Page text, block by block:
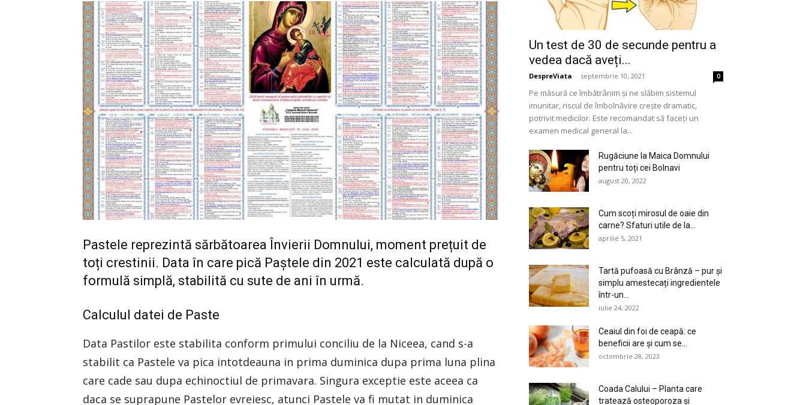
Pastele reprezintă sărbătoarea Învierii Domnului, moment prețuit de
toți crestinii. Data în care pică Paștele din 2021 este calculată după o
formulă simplă, stabilită cu sute de ani în urmă.
Calculul datei de Paste
Data Pastilor este stabilita conform primului conciliu de la Niceea, cand s-a
stabilit ca Pastele va pica intotdeauna in prima duminica dupa prima luna plina
care cade sau dupa echinoctiul de primavara. Singura exceptie este aceea ca
daca se suprapune Pastelor evreiesc, atunci Pastele va fi mutat in duminica
Un test de 30 de secunde pentru a
vedea dacă aveți...
DespreViata - septembrie 10, 2021 0
Pe măsură ce îmbătrânim și ne slăbim sistemul
imunitar, riscul de îmbolnăvire crește dramatic,
potrivit medicilor. Este recomandat să faceți un
examen medical general la...
Rugăciune la Maica Domnului
pentru toți cei Bolnavi
august 20, 2022
Cum scoți mirosul de oaie din
carne? Sfaturi utile de la...
aprilie 5, 2021
Tartă pufoasă cu Brânză – pur și
simplu amestecați ingredientele
într-un...
iulie 24, 2022
Ceaiul din foi de ceapă: ce
beneficii are și cum se...
octombrie 28, 2023
Coada Calului – Planta care
tratează osteoporoza și